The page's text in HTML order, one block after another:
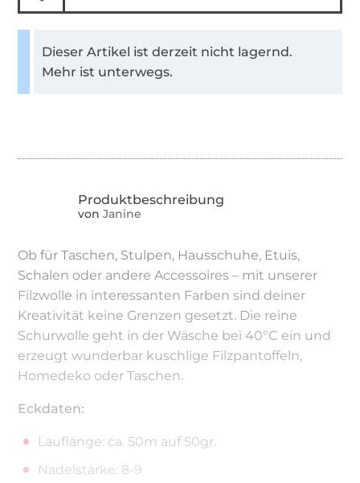
Dieser Artikel ist derzeit nicht lagernd.
Mehr ist unterwegs.
von Janine
Ob für Taschen, Stulpen, Hausschuhe, Etuis,
Schalen oder andere Accessoires – mit unserer
Filzwolle in interessanten Farben sind deiner
Kreativität keine Grenzen gesetzt. Die reine
Schurwolle geht in der Wäsche bei 40°C ein und
erzeugt wunderbar kuschlige Filzpantoffeln,
Homedeko oder Taschen.
Eckdaten:
Lauflänge: ca. 50m auf 50gr.
Nadelstärke: 8-9